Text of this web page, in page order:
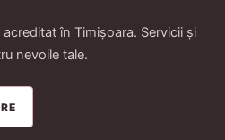
în Timișoara. Servicii și
nevoile tale.